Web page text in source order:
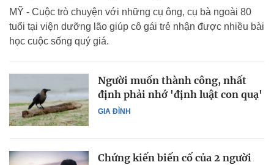
MỸ - Cuộc trò chuyện với những cụ ông, cụ bà ngoài 80
tuổi tại viện dưỡng lão giúp cô gái trẻ nhận được nhiều bài
học cuộc sống quý giá.
GIA ĐÌNH
Người muốn thành công, nhất
định phải nhớ 'định luật con quạ'
Chứng kiến biến cố của 2 người